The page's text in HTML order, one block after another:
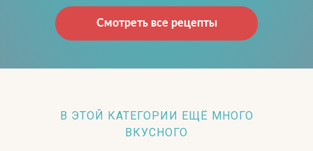
Смотреть все рецепты
В ЭТОЙ КАТЕГОРИИ ЕЩЁ МНОГО
ВКУСНОГО